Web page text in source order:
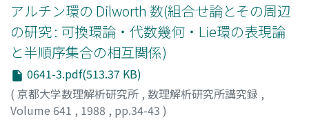
アルチン環の Dilworth 数(組合せ論とその周辺
の研究 : 可換環論・代数幾何・Lie環の表現論
と半順序集合の相互関係)
0641-3.pdf(513.37 KB)
( 京都大学数理解析研究所 , 数理解析研究所講究録 ,
Volume 641 , 1988 , pp.34-43 )